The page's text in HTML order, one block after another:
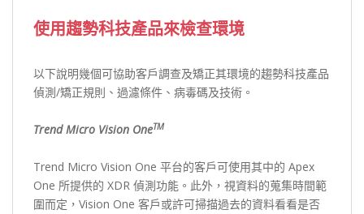
使用趨勢科技產品來檢查環境
以下說明幾個可協助客戶調查及矯正其環境的趨勢科技產品
偵測/矯正規則、過濾條件、病毒碼及技術。
Trend Micro Vision OneTM
Trend Micro Vision One 平台的客戶可使用其中的 Apex
One 所提供的 XDR 偵測功能。此外，視資料的蒐集時間範
圍而定，Vision One 客戶或許可掃描過去的資料看看是否